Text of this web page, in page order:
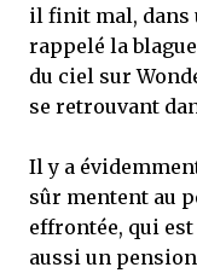
il finit mal, dans
rappelé la
du ciel sur
se retrouvant
Il y a
sûr mentent au
effrontée, qui
aussi un